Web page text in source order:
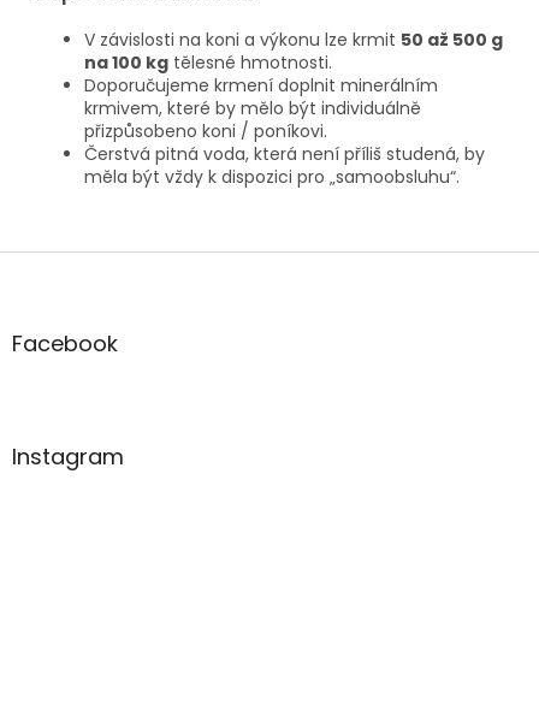
V závislosti na koni a výkonu lze krmit 50 až 500 g
na 100 kg tělesné hmotnosti.
Doporučujeme krmení doplnit minerálním
krmivem, které by mělo být individuálně
přizpůsobeno koni / poníkovi.
Čerstvá pitná voda, která není příliš studená, by
měla být vždy k dispozici pro „samoobsluhu“.
Z
aFacebook
Instagram